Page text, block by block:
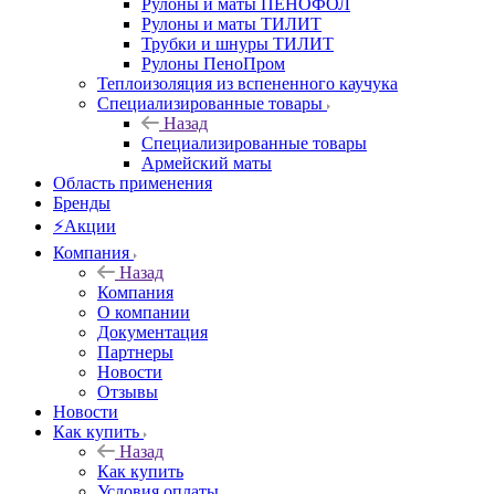
Рулоны и маты ПЕНОФОЛ
Рулоны и маты ТИЛИТ
Трубки и шнуры ТИЛИТ
Рулоны ПеноПром
Теплоизоляция из вспененного каучука
Специализированные товары
Назад
Специализированные товары
Армейский маты
Область применения
Бренды
⚡Акции
Компания
Назад
Компания
О компании
Документация
Партнеры
Новости
Отзывы
Новости
Как купить
Назад
Как купить